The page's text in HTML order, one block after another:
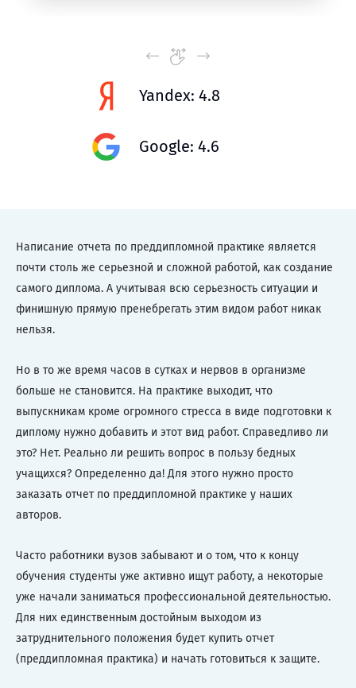
Yandex: 4.8
Google: 4.6
Написание отчета по преддипломной практике является
почти столь же серьезной и сложной работой, как создание
самого диплома. А учитывая всю серьезность ситуации и
финишную прямую пренебрегать этим видом работ никак
нельзя.
Но в то же время часов в сутках и нервов в организме
больше не становится. На практике выходит, что
выпускникам кроме огромного стресса в виде подготовки к
диплому нужно добавить и этот вид работ. Справедливо ли
это? Нет. Реально ли решить вопрос в пользу бедных
учащихся? Определенно да! Для этого нужно просто
заказать отчет по преддипломной практике у наших
авторов.
Часто работники вузов забывают и о том, что к концу
обучения студенты уже активно ищут работу, а некоторые
уже начали заниматься профессиональной деятельностью.
Для них единственным достойным выходом из
затруднительного положения будет купить отчет
(преддипломная практика) и начать готовиться к защите.